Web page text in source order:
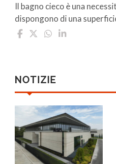
Il bagno cieco è una
dispongono di una
NOTIZIE